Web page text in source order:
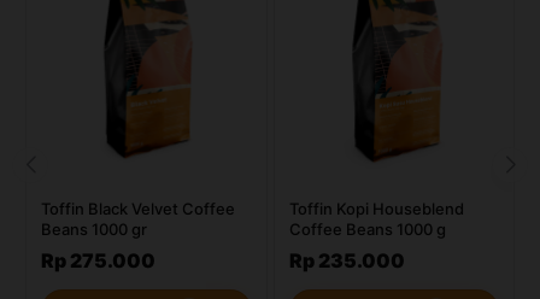
Toffin Black Velvet Coffee
Beans 1000 gr
Rp 275.000
Toffin Kopi Houseblend
Coffee Beans 1000 g
Rp 235.000